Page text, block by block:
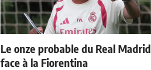
Le onze probable du Real Madrid
face à la Fiorentina